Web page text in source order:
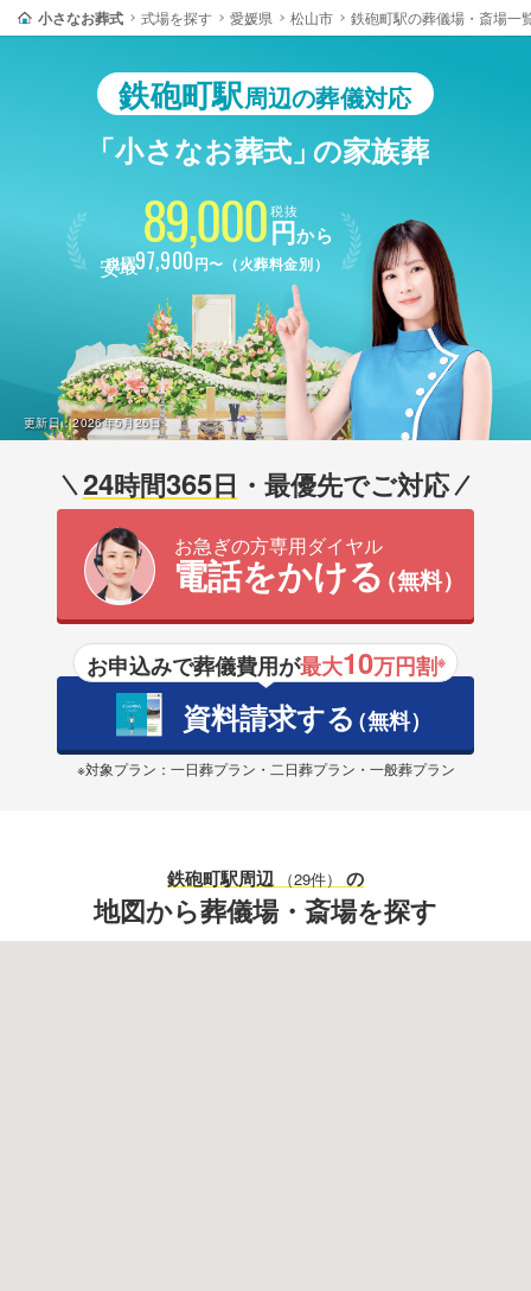
小さなお葬式 式場を探す 愛媛県 松山市 鉄砲町駅の葬儀場・斎場一
鉄砲町駅周辺の葬儀対応
「小さなお葬式」の家族葬
更新日：2026年5月26日
89,000 税抜
円から
税込97,900円〜（火葬料金別）
24時間365日 ・最優先でご対応
お急ぎの方専用ダイヤル
電話をかける（無料）
お申込みで葬儀費用が最大10万円割※
資料請求する（無料）
※対象プラン：一日葬プラン・二日葬プラン・一般葬プラン
鉄砲町駅周辺 （29件） の
地図から葬儀場・斎場を探す